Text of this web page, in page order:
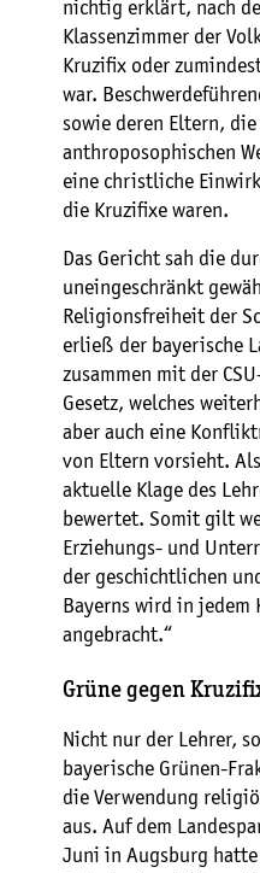
nichtig erklärt, nach
Klassenzimmer der
Kruzifix oder
war.
sowie deren Eltern,
anthroposophischen
eine christliche
die Kruzifixe waren.
Das Gericht sah die
uneingeschränkt
Religionsfreiheit der
erließ der bayerische
zusammen mit der
Gesetz, welches
aber auch eine
von Eltern vorsieht.
aktuelle Klage des
bewertet. Somit gilt
Erziehungs- und
der geschichtlichen
Bayerns wird in jedem
angebracht.“
Grüne gegen
Nicht nur der Lehrer,
bayerische Grünen-
die Verwendung
aus. Auf dem
Juni in Augsburg